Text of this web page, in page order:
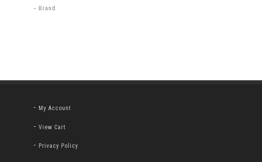
Brand
My Account
View Cart
Privacy Policy